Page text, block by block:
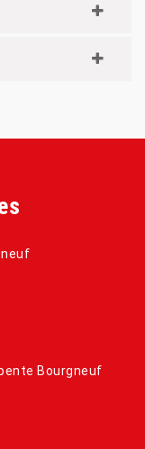
Bourgneuf